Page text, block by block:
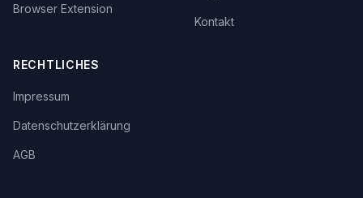
Browser Extension
Kontakt
RECHTLICHES
Impressum
Datenschutzerklärung
AGB